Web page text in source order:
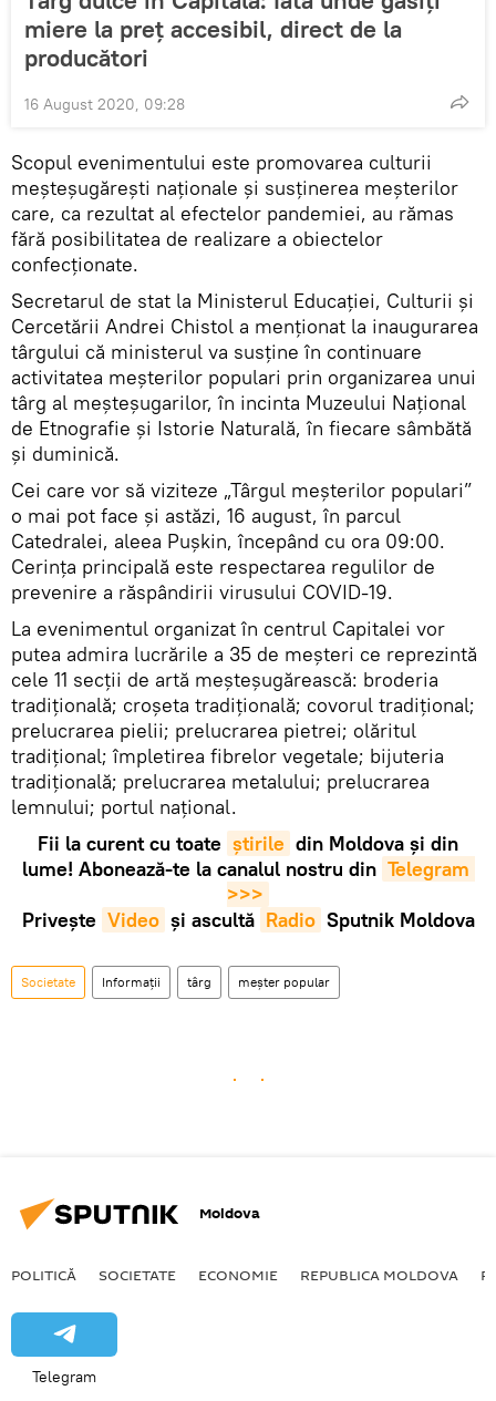
miere la preț accesibil, direct de la
producători
16 August 2020, 09:28
Scopul evenimentului este promovarea culturii
meșteșugărești naționale și susținerea meșterilor
care, ca rezultat al efectelor pandemiei, au rămas
fără posibilitatea de realizare a obiectelor
confecționate.
Secretarul de stat la Ministerul Educației, Culturii și
Cercetării Andrei Chistol a menționat la inaugurarea
târgului că ministerul va susține în continuare
activitatea meșterilor populari prin organizarea unui
târg al meșteșugarilor, în incinta Muzeului Național
de Etnografie și Istorie Naturală, în fiecare sâmbătă
și duminică.
Cei care vor să viziteze „Târgul meșterilor populari”
o mai pot face și astăzi, 16 august, în parcul
Catedralei, aleea Pușkin, începând cu ora 09:00.
Cerința principală este respectarea regulilor de
prevenire a răspândirii virusului COVID-19.
La evenimentul organizat în centrul Capitalei vor
putea admira lucrările a 35 de meșteri ce reprezintă
cele 11 secții de artă meșteșugărească: broderia
tradițională; croșeta tradițională; covorul tradițional;
prelucrarea pielii; prelucrarea pietrei; olăritul
tradițional; împletirea fibrelor vegetale; bijuteria
tradițională; prelucrarea metalului; prelucrarea
lemnului; portul național.
Fii la curent cu toate știrile din Moldova și din
lume! Abonează-te la canalul nostru din Telegram
>>>
Privește Video și ascultă Radio Sputnik Moldova
Societate Informații târg meșter popular
Moldova
POLITICĂ SOCIETATE ECONOMIE REPUBLICA MOLDOVA
Telegram